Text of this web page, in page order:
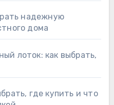
надежную
дома
лоток: как выбрать,
где купить и что